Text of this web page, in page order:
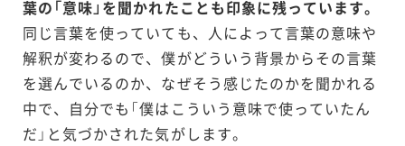
葉の「意味」を聞かれたことも印象に残っています。
同じ言葉を使っていても、人によって言葉の意味や
解釈が変わるので、僕がどういう背景からその言葉
を選んでいるのか、なぜそう感じたのかを聞かれる
中で、自分でも「僕はこういう意味で使っていたん
だ」と気づかされた気がします。